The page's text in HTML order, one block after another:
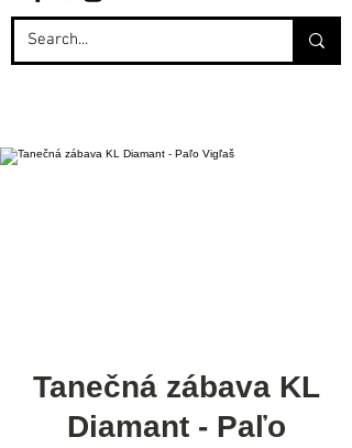
Tanečná zábava KL
Diamant - Paľo